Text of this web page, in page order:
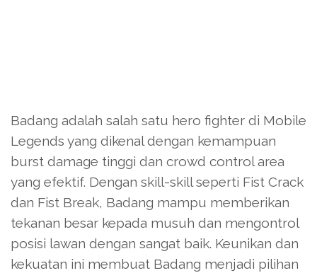
Badang adalah salah satu hero fighter di Mobile
Legends yang dikenal dengan kemampuan
burst damage tinggi dan crowd control area
yang efektif. Dengan skill-skill seperti Fist Crack
dan Fist Break, Badang mampu memberikan
tekanan besar kepada musuh dan mengontrol
posisi lawan dengan sangat baik. Keunikan dan
kekuatan ini membuat Badang menjadi pilihan